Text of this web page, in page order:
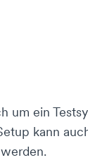
um ein
kann